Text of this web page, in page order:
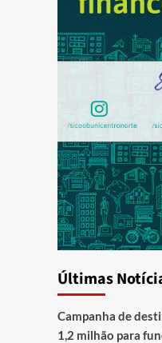
Últimas
Campanha de
1,2 milhão para